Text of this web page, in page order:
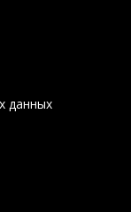
данных